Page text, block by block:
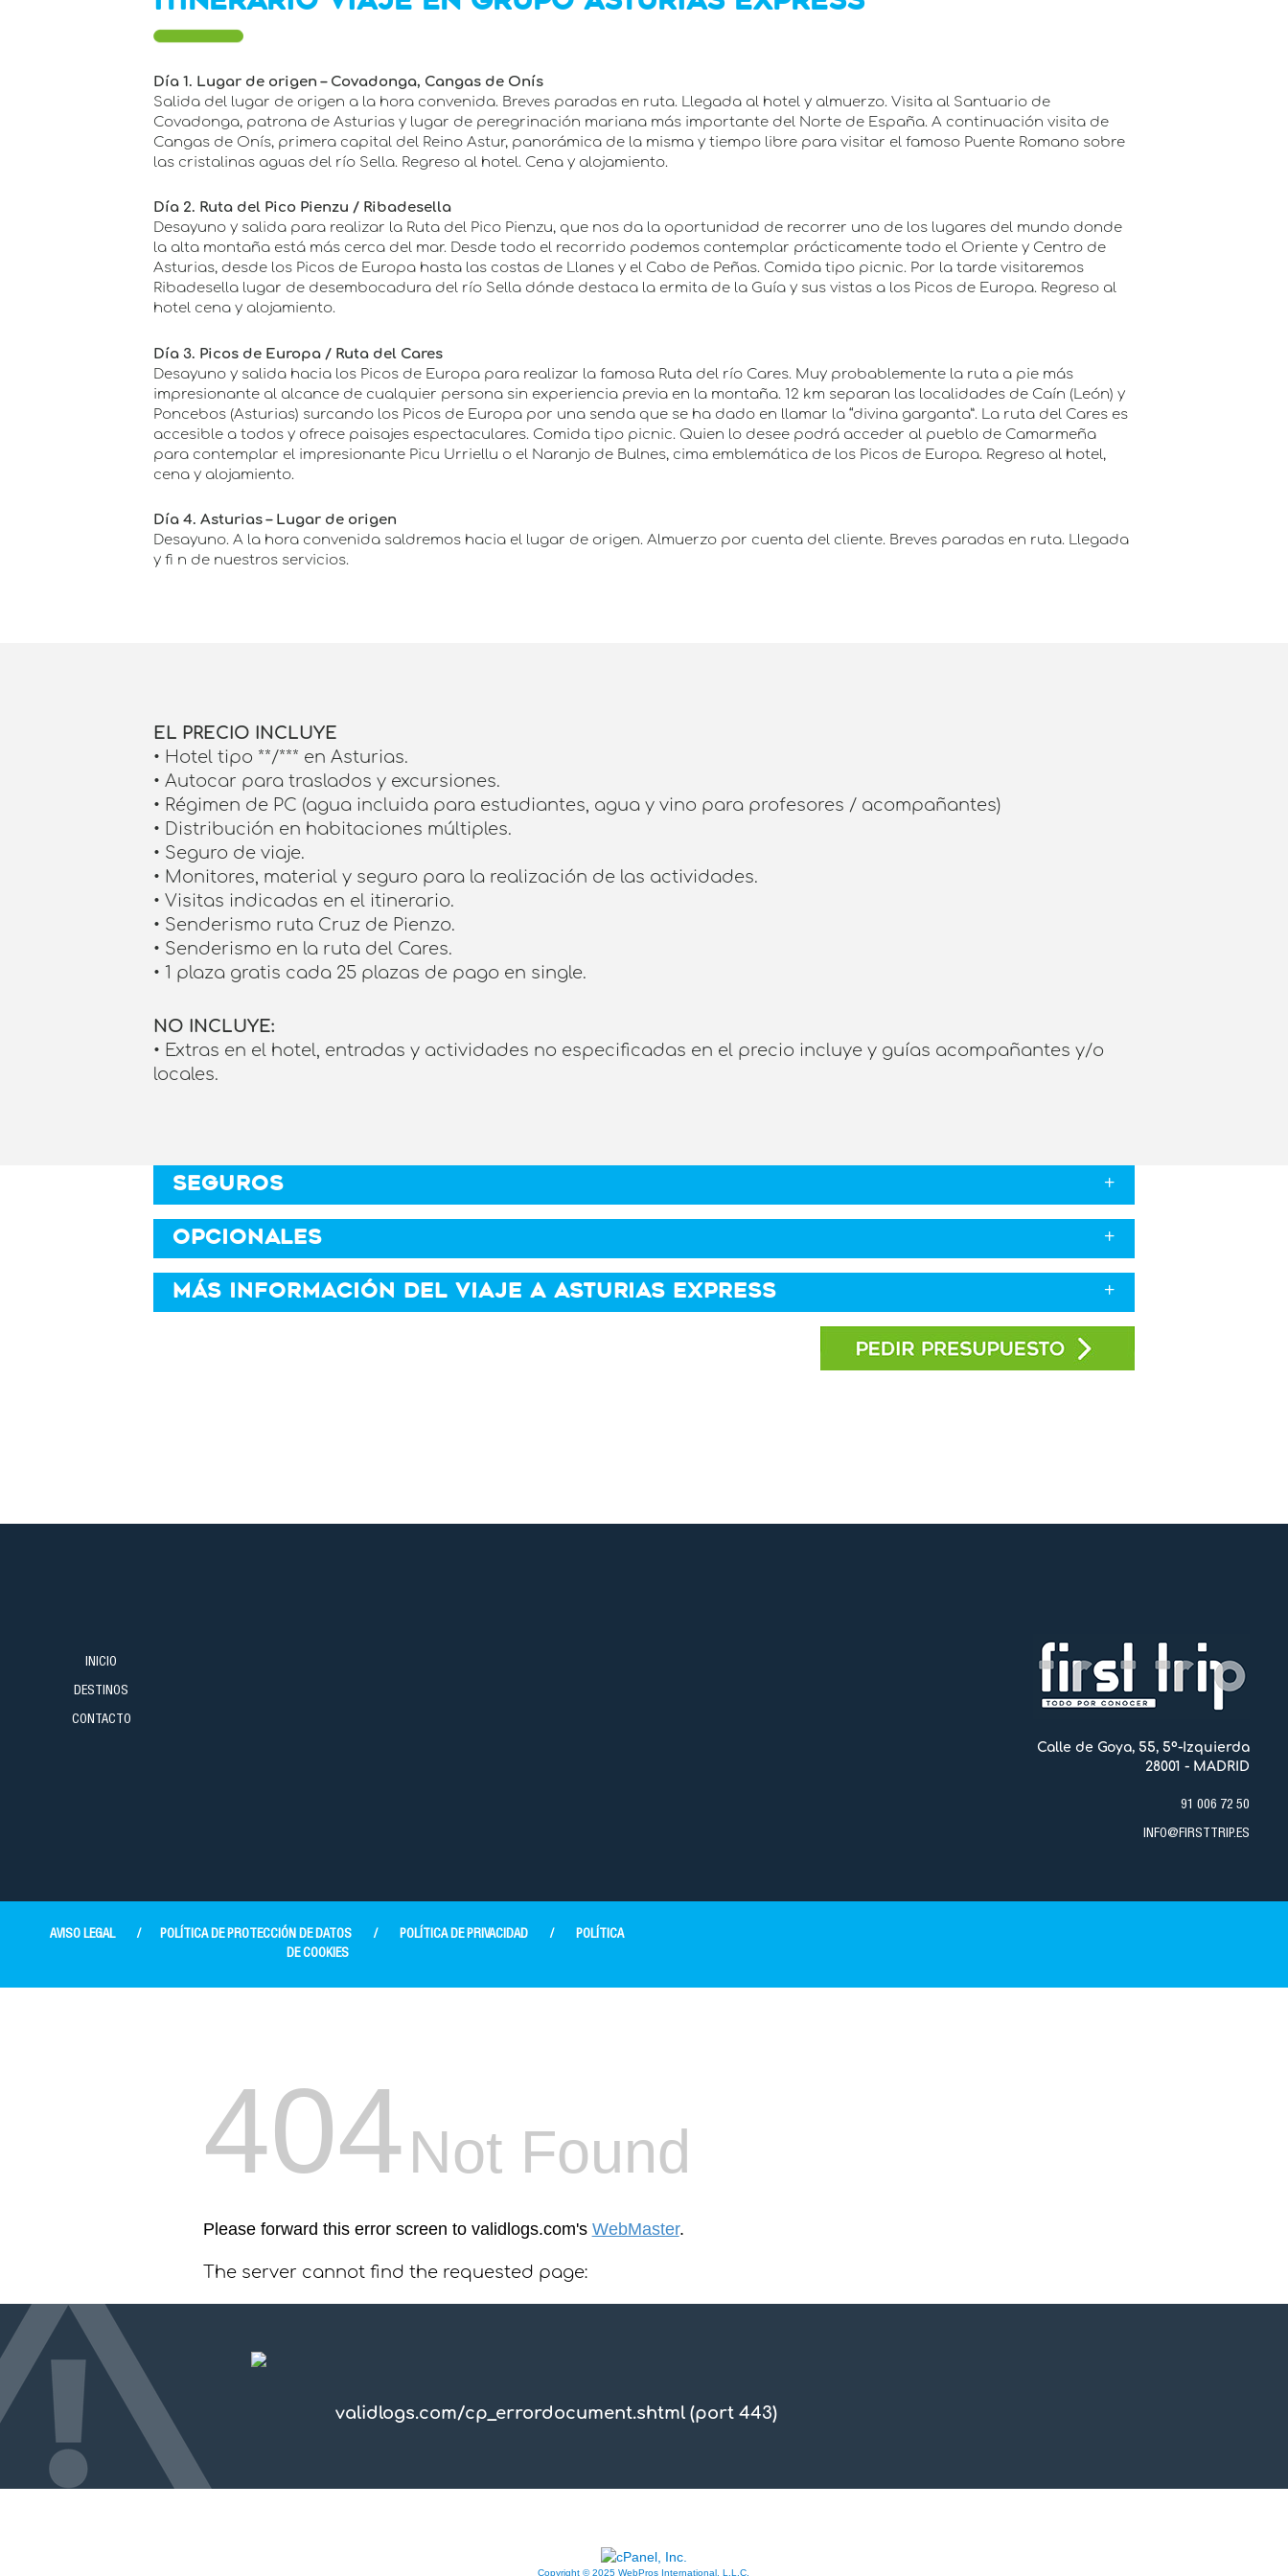
Día 1. Lugar de origen – Covadonga, Cangas de Onís
Salida del lugar de origen a la hora convenida. Breves paradas en ruta. Llegada al hotel y almuerzo. Visita al Santuario de
Covadonga, patrona de Asturias y lugar de peregrinación mariana más importante del Norte de España. A continuación visita de
Cangas de Onís, primera capital del Reino Astur, panorámica de la misma y tiempo libre para visitar el famoso Puente Romano sobre
las cristalinas aguas del río Sella. Regreso al hotel. Cena y alojamiento.
Día 2. Ruta del Pico Pienzu / Ribadesella
Desayuno y salida para realizar la Ruta del Pico Pienzu, que nos da la oportunidad de recorrer uno de los lugares del mundo donde
la alta montaña está más cerca del mar. Desde todo el recorrido podemos contemplar prácticamente todo el Oriente y Centro de
Asturias, desde los Picos de Europa hasta las costas de Llanes y el Cabo de Peñas. Comida tipo picnic. Por la tarde visitaremos
Ribadesella lugar de desembocadura del río Sella dónde destaca la ermita de la Guía y sus vistas a los Picos de Europa. Regreso al
hotel cena y alojamiento.
Día 3. Picos de Europa / Ruta del Cares
Desayuno y salida hacia los Picos de Europa para realizar la famosa Ruta del río Cares. Muy probablemente la ruta a pie más
impresionante al alcance de cualquier persona sin experiencia previa en la montaña. 12 km separan las localidades de Caín (León) y
Poncebos (Asturias) surcando los Picos de Europa por una senda que se ha dado en llamar la “divina garganta”. La ruta del Cares es
accesible a todos y ofrece paisajes espectaculares. Comida tipo picnic. Quien lo desee podrá acceder al pueblo de Camarmeña
para contemplar el impresionante Picu Urriellu o el Naranjo de Bulnes, cima emblemática de los Picos de Europa. Regreso al hotel,
cena y alojamiento.
Día 4. Asturias – Lugar de origen
Desayuno. A la hora convenida saldremos hacia el lugar de origen. Almuerzo por cuenta del cliente. Breves paradas en ruta. Llegada
y fi n de nuestros servicios.
EL PRECIO INCLUYE
• Hotel tipo **/*** en Asturias.
• Autocar para traslados y excursiones.
• Régimen de PC (agua incluida para estudiantes, agua y vino para profesores / acompañantes)
• Distribución en habitaciones múltiples.
• Seguro de viaje.
• Monitores, material y seguro para la realización de las actividades.
• Visitas indicadas en el itinerario.
• Senderismo ruta Cruz de Pienzo.
• Senderismo en la ruta del Cares.
• 1 plaza gratis cada 25 plazas de pago en single.
NO INCLUYE:
• Extras en el hotel, entradas y actividades no especificadas en el precio incluye y guías acompañantes y/o
locales.
SEGUROS
OPCIONALES
Semana Santa, puentes, eventos, festivos y estancias inferiores: consultar suplemento.
MÁS INFORMACIÓN DEL VIAJE A ASTURIAS EXPRESS
INICIO
DESTINOS
CONTACTO
Calle de Goya, 55, 5º-Izquierda
28001 - MADRID
91 006 72 50
INFO@FIRSTTRIP.ES
AVISO LEGAL / POLÍTICA DE PROTECCIÓN DE DATOS / POLÍTICA DE PRIVACIDAD /
POLÍTICA
DE COOKIES
404Not Found
Please forward this error screen to validlogs.com's WebMaster.
The server cannot find the requested page:
validlogs.com/cp_errordocument.shtml (port 443)
Copyright © 2025 WebPros International, L.L.C.